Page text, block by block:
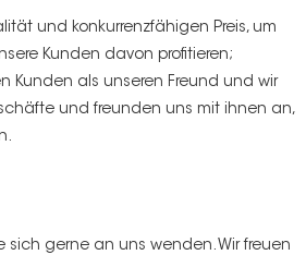
und konkurrenzfähigen Preis, um
Kunden davon profitieren;
Kunden als unseren Freund und wir
und freunden uns mit ihnen an,
sich gerne an uns wenden. Wir freuen